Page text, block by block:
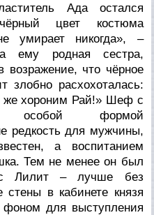
Ада остался
цвет костюма
умирает никогда», –
ему родная сестра,
что чёрное
злобно расхохоталась:
же хороним Рай!» Шеф с
особой формой
редкость для мужчины,
а воспитанием
Тем не менее он был
с Лилит – лучше без
в кабинете князя
для выступления